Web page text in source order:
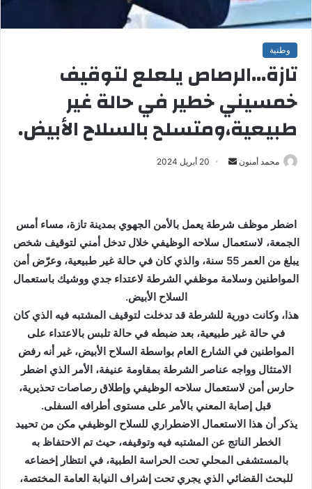
وطنية
تازة…الرصاص يلعلع لتوقيف
خمسيني خطير في حالة غير
طبيعية،ومتسلح بالسلاح الأبيض.
محمد أمنون
ب
ر
ي
د
إ
ك
ي
20 أبريل 2024
اضطر موظف شرطة يعمل بالأمن الجهوي بمدينة تازة، مساء أمس
الجمعة، لاستعمال سلاحه الوظيفي خلال تدخل أمني لتوقيف شخص
يبلغ من العمر 55 سنة، والذي كان في حالة غير طبيعية، وعرّض أمن
المواطنين وسلامة موظفي الشرطة لاعتداء جدي ووشيك باستعمال
السلاح الأبيض.
هذا، وكانت دورية للشرطة قد تدخلت لتوقيف المشتبه فيه الذي كان
في حالة غير طبيعية، بعد ضبطه في حالة تلبس بالاعتداء على
المواطنين في الشارع العام بواسطة السلاح الأبيض، غير أنه رفض
الامتثال وواجه عناصر الشرطة بمقاومة عنيفة، الأمر الذي اضطر
حارس أمن لاستعمال سلاحه الوظيفي وإطلاق رصاصات تحذيرية،
قبل إصابة المعني بالأمر على مستوى أطرافه السفلى.
يذكر أن هذا الاستعمال الاضطراري للسلاح الوظيفي مكن من تحييد
الخطر الناتج عن المشتبه فيه وتوقيفه، حيث تم الاحتفاظ به
بالمستشفى المحلي تحت الحراسة الطبية، في انتظار إخضاعه
للبحث القضائي الذي يجري تحت إشراف النيابة العامة المختصة،